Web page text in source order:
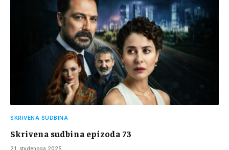
SKRIVENA SUDBINA
Skrivena sudbina epizoda 73
21. studenoga 2025.